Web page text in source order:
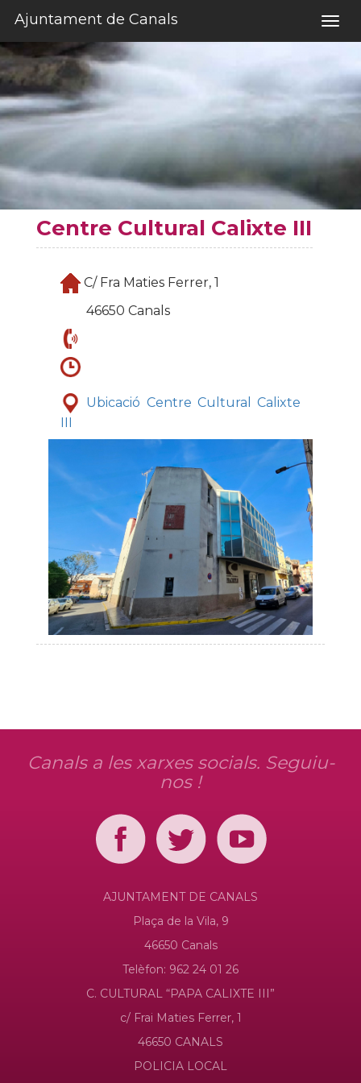
Ajuntament de Canals
Centre Cultural Calixte III
C/ Fra Maties Ferrer, 1
46650 Canals
Ubicació Centre Cultural Calixte
III
Canals a les xarxes socials. Seguiu-
nos !
AJUNTAMENT DE CANALS
Plaça de la Vila, 9
46650 Canals
Telèfon: 962 24 01 26
C. CULTURAL “PAPA CALIXTE III”
c/ Frai Maties Ferrer, 1
46650 CANALS
POLICIA LOCAL